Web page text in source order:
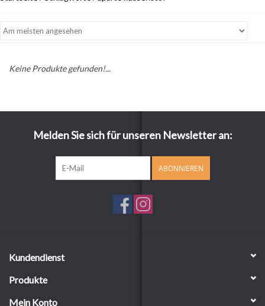
Keine Produkte gefunden!...
Melden Sie sich für unseren Newsletter an:
ABONNIEREN
Kundendienst
Produkte
Mein Konto